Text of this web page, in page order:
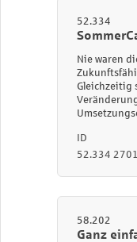
52.334
Nie waren
Gleichzeitig
ID
52.334 2701
58.202
Ganz